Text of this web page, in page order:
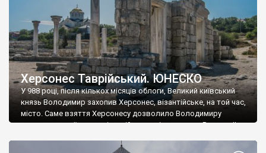
Херсонес Таврійський. ЮНЕСКО
У 988 році, після кількох місяців облоги, Великий київський
князь Володимир захопив Херсонес, візантійське, на той час,
місто. Саме взяття Херсонесу дозволило Володимиру
диктувати свої умови візантійському імператору Василю ІІ, та
Херсонесі Володимир-язичник, став Василем-християнином.